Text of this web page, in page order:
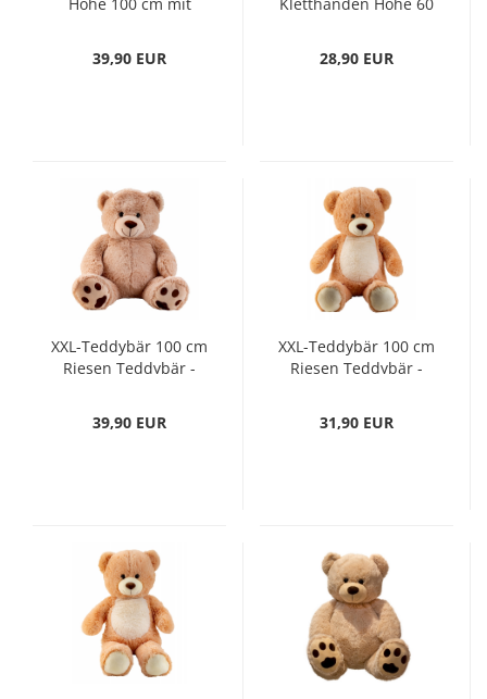
39,90 EUR
28,90 EUR
XXL-Teddybär 100 cm
Riesen Teddybär -
Nachwuchs Braunbär
39,90 EUR
XXL-Teddybär 100 cm
Riesen Teddybär -
Nachwuchs
31,90 EUR